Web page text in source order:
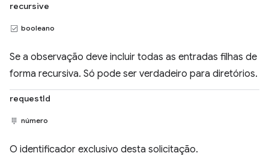
recursive
booleano
Se a observação deve incluir todas as entradas filhas de
forma recursiva. Só pode ser verdadeiro para diretórios.
requestId
número
O identificador exclusivo desta solicitação.